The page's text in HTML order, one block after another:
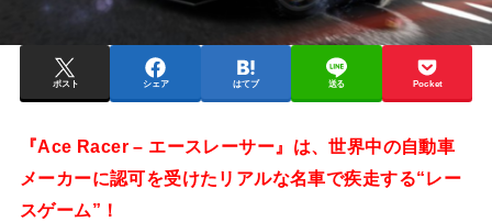
ポスト シェア はてブ 送る Pocket
『Ace Racer – エースレーサー』は、世界中の自動車
メーカーに認可を受けたリアルな名車で疾走する“レー
スゲーム”！